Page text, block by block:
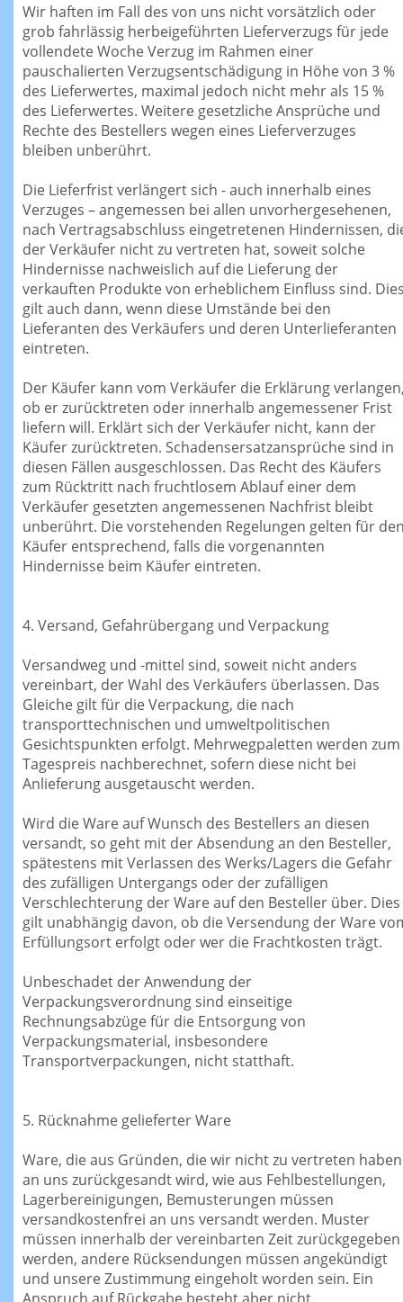
Wir haften im Fall des von uns nicht vorsätzlich oder
grob fahrlässig herbeigeführten Lieferverzugs für jede
vollendete Woche Verzug im Rahmen einer
pauschalierten Verzugsentschädigung in Höhe von 3 %
des Lieferwertes, maximal jedoch nicht mehr als 15 %
des Lieferwertes. Weitere gesetzliche Ansprüche und
Rechte des Bestellers wegen eines Lieferverzuges
bleiben unberührt.
Die Lieferfrist verlängert sich - auch innerhalb eines
Verzuges – angemessen bei allen unvorhergesehenen,
nach Vertragsabschluss eingetretenen Hindernissen,
der Verkäufer nicht zu vertreten hat, soweit solche
Hindernisse nachweislich auf die Lieferung der
verkauften Produkte von erheblichem Einfluss sind.
gilt auch dann, wenn diese Umstände bei den
Lieferanten des Verkäufers und deren Unterlieferanten
eintreten.
Der Käufer kann vom Verkäufer die Erklärung
ob er zurücktreten oder innerhalb angemessener Frist
liefern will. Erklärt sich der Verkäufer nicht, kann der
Käufer zurücktreten. Schadensersatzansprüche sind in
diesen Fällen ausgeschlossen. Das Recht des Käufers
zum Rücktritt nach fruchtlosem Ablauf einer dem
Verkäufer gesetzten angemessenen Nachfrist bleibt
unberührt. Die vorstehenden Regelungen gelten für
Käufer entsprechend, falls die vorgenannten
Hindernisse beim Käufer eintreten.
4. Versand, Gefahrübergang und Verpackung
Versandweg und -mittel sind, soweit nicht anders
vereinbart, der Wahl des Verkäufers überlassen. Das
Gleiche gilt für die Verpackung, die nach
transporttechnischen und umweltpolitischen
Gesichtspunkten erfolgt. Mehrwegpaletten werden zum
Tagespreis nachberechnet, sofern diese nicht bei
Anlieferung ausgetauscht werden.
Wird die Ware auf Wunsch des Bestellers an diesen
versandt, so geht mit der Absendung an den Besteller,
spätestens mit Verlassen des Werks/Lagers die Gefahr
des zufälligen Untergangs oder der zufälligen
Verschlechterung der Ware auf den Besteller über. Dies
gilt unabhängig davon, ob die Versendung der Ware
Erfüllungsort erfolgt oder wer die Frachtkosten trägt.
Unbeschadet der Anwendung der
Verpackungsverordnung sind einseitige
Rechnungsabzüge für die Entsorgung von
Verpackungsmaterial, insbesondere
Transportverpackungen, nicht statthaft.
5. Rücknahme gelieferter Ware
Ware, die aus Gründen, die wir nicht zu vertreten haben
an uns zurückgesandt wird, wie aus Fehlbestellungen,
Lagerbereinigungen, Bemusterungen müssen
versandkostenfrei an uns versandt werden. Muster
müssen innerhalb der vereinbarten Zeit zurückgegeben
werden, andere Rücksendungen müssen angekündigt
und unsere Zustimmung eingeholt worden sein. Ein
Anspruch auf Rückgabe besteht aber nicht.